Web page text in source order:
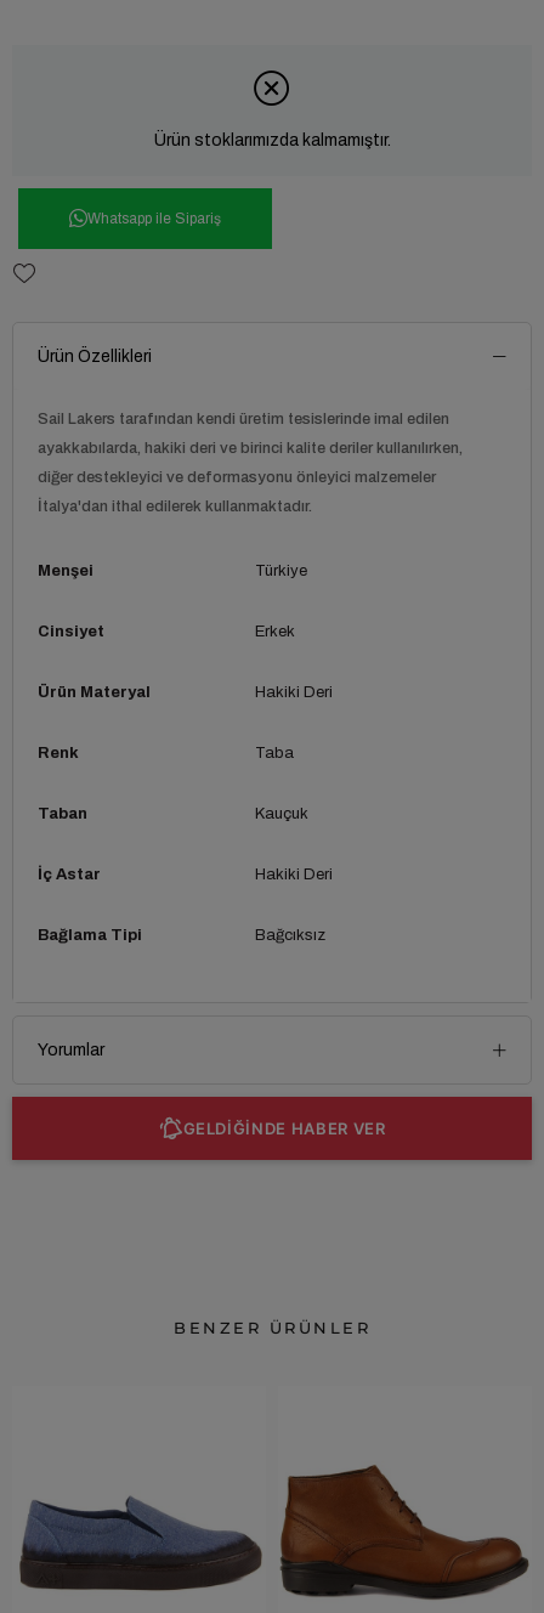
Ürün stoklarımızda kalmamıştır.
Whatsapp ile Sipariş
Ürün Özellikleri
Sail Lakers tarafından kendi üretim tesislerinde imal edilen
ayakkabılarda, hakiki deri ve birinci kalite deriler kullanılırken,
diğer destekleyici ve deformasyonu önleyici malzemeler
İtalya'dan ithal edilerek kullanmaktadır.
Menşei Türkiye
Cinsiyet Erkek
Ürün Materyal Hakiki Deri
Renk Taba
Taban Kauçuk
İç Astar Hakiki Deri
Bağlama Tipi Bağcıksız
Yorumlar
GELDİĞİNDE HABER VER
BENZER ÜRÜNLER